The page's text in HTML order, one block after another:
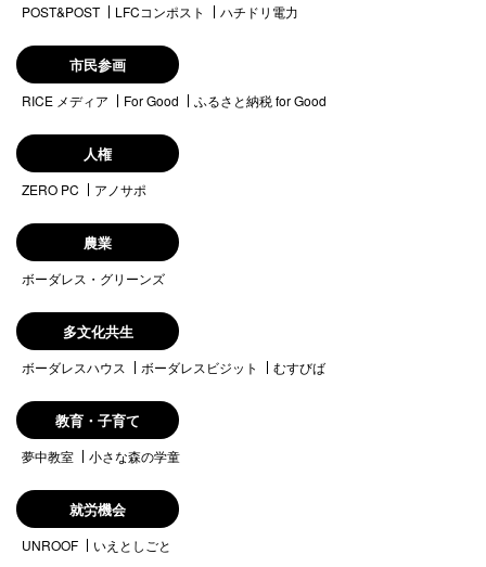
POST&POST LFCコンポスト ハチドリ電力
市民参画
RICE メディア For Good ふるさと納税 for Good
人権
ZERO PC アノサポ
農業
ボーダレス・グリーンズ
多文化共生
ボーダレスハウス ボーダレスビジット むすびば
教育・子育て
夢中教室 小さな森の学童
就労機会
UNROOF いえとしごと